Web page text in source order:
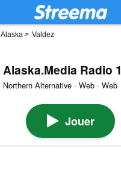
Alaska > Valdez
Alaska.Media Radio 1
Northern Alternative · Web · Web
Jouer